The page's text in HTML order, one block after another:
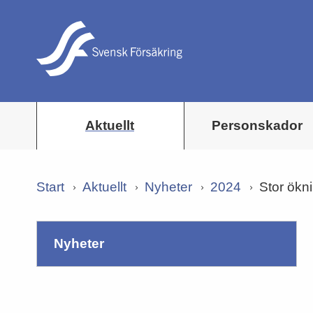
Aktuellt Personskador
Start Aktuellt Nyheter 2024 Stor
nyheter